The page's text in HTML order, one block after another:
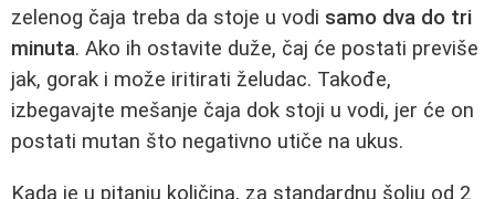
zelenog čaja treba da stoje u vodi samo dva do tri
minuta. Ako ih ostavite duže, čaj će postati previše
jak, gorak i može iritirati želudac. Takođe,
izbegavajte mešanje čaja dok stoji u vodi, jer će on
postati mutan što negativno utiče na ukus.
Kada je u pitanju količina, za standardnu šolju od 2